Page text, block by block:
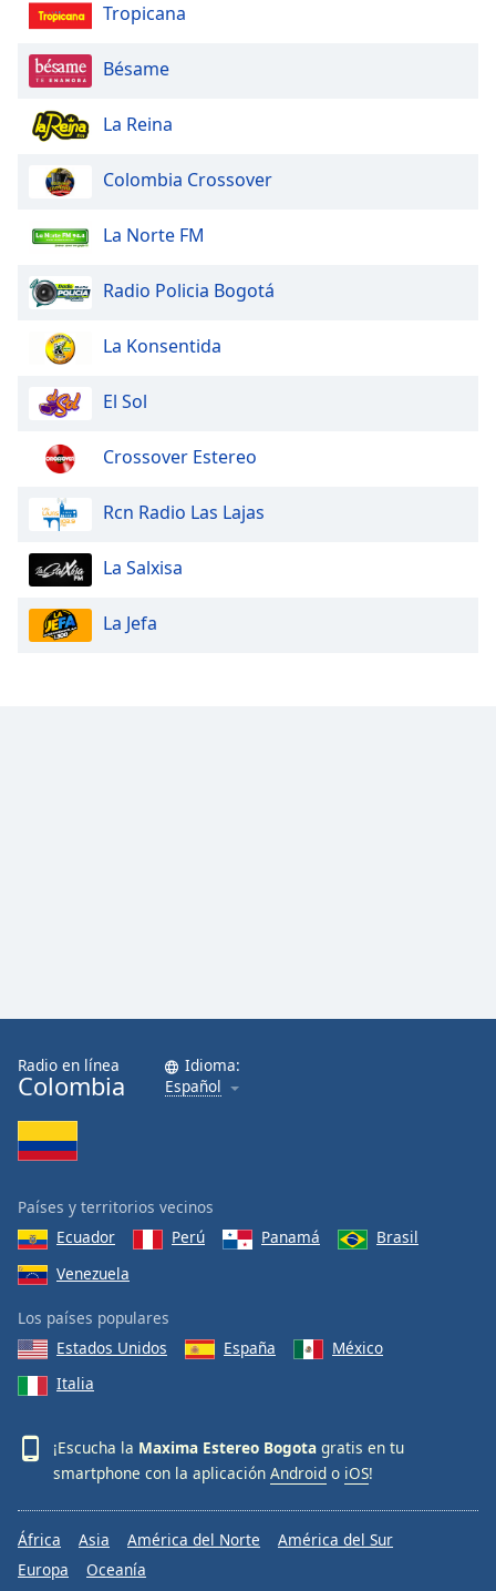
Tropicana
Bésame
La Reina
Colombia Crossover
La Norte FM
Radio Policia Bogotá
La Konsentida
El Sol
Crossover Estereo
Rcn Radio Las Lajas
La Salxisa
La Jefa
Radio en línea
Colombia
Idioma:
Español
Países y territorios vecinos
Ecuador
Perú Panamá
Brasil
Venezuela
Los países populares
Estados Unidos
España
México
Italia
¡Escucha la Maxima Estereo Bogota gratis en tu
smartphone con la aplicación Android o iOS!
África Asia América del Norte
América del Sur
Europa
Oceanía